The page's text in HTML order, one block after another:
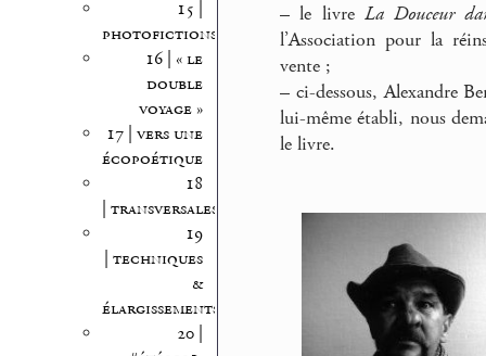
15 |
photofictions
16 | « le
double
voyage »
17 | vers une
écopoétique
18
| transversales
19
| techniques
&
élargissements
20 |
– le livre La Douceur
l’Association pour la
vente ;
– ci-dessous, Alexandre
lui-même établi, nous
le livre.